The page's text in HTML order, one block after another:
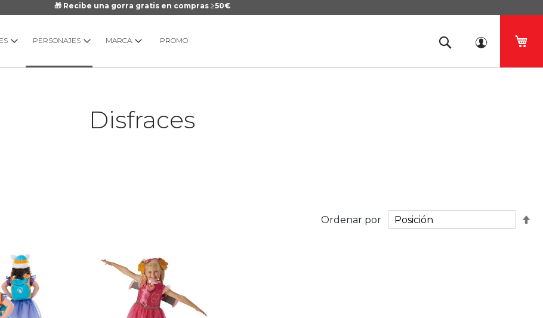
🎁 Recibe una gorra gratis en compras ≥50€
PERSONAJES MARCA PROMO
Disfraces
Ordenar por